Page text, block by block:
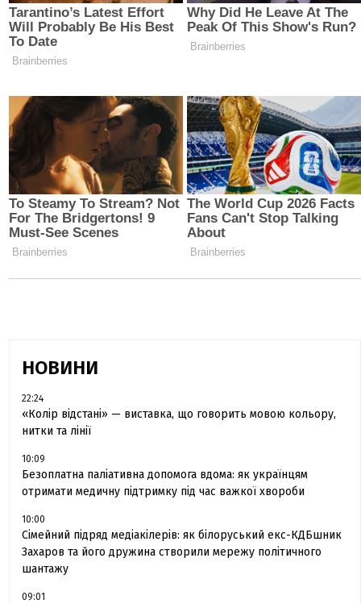
НОВИНИ
22:24
«Колір відстані» — виставка, що говорить мовою кольору,
нитки та лінії
10:09
Безоплатна паліативна допомога вдома: як українцям
отримати медичну підтримку під час важкої хвороби
10:00
Сімейний підряд медіакілерів: як білоруський екс-КДБшник
Захаров та його дружина створили мережу політичного
шантажу
09:01